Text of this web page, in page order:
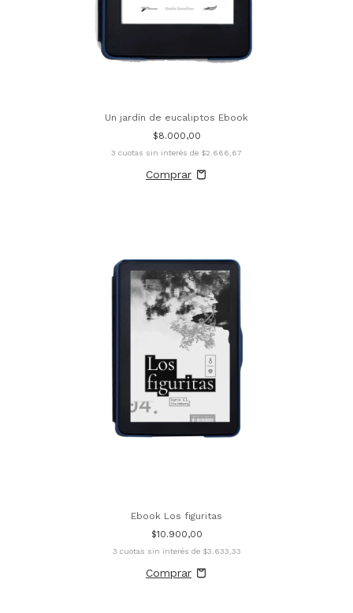
Un jardín de eucaliptos Ebook
$8.000,00
3 cuotas sin interés de $2.666,67
Ebook Los figuritas
$10.900,00
3 cuotas sin interés de $3.633,33